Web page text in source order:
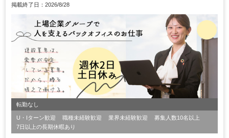
掲載終了日：2026/8/28
転勤なし
U・Iターン歓迎 職種未経験歓迎 業界未経験歓迎
募集人数10名以上
7日以上の長期休暇あり